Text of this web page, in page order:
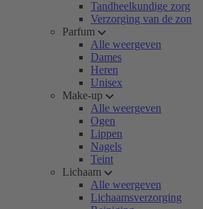
Tandheelkundige zorg
Verzorging van de zon
Parfum
Alle weergeven
Dames
Heren
Unisex
Make-up
Alle weergeven
Ogen
Lippen
Nagels
Teint
Lichaam
Alle weergeven
Lichaamsverzorging